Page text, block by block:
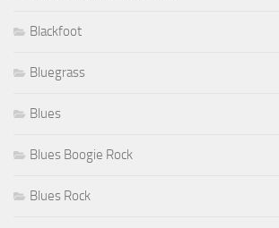
Blackfoot
Bluegrass
Blues
Blues Boogie Rock
Blues Rock